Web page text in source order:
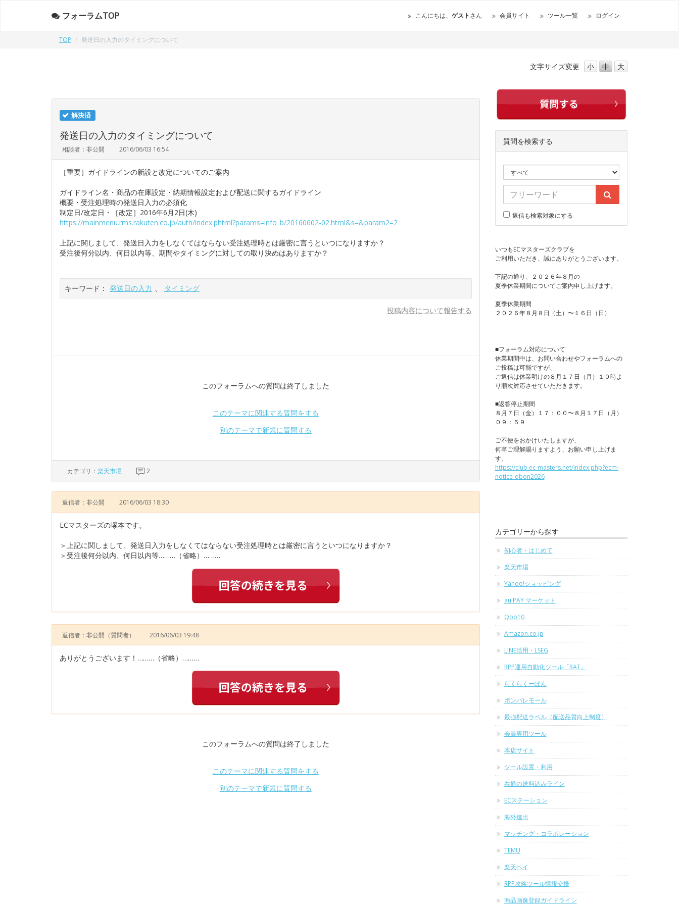
フォーラムTOP こんにちは、 ゲストさん 会員サイト ツール一覧 ログイン
TOP 発送日の入力のタイミングについて
文字サイズ変更 小 中 大
解決済
発送日の入力のタイミングについて
相談者：非公開 2016/06/03 16:54
［重要］ガイドラインの新設と改定についてのご案内
ガイドライン名・商品の在庫設定・納期情報設定および配送に関するガイドライン
概要・受注処理時の発送日入力の必須化
制定日/改定日・［改定］2016年6月2日(木)
https://mainmenu.rms.rakuten.co.jp/auth/index.phtml?params=info_b/20160602-02.html&s=&param2=2
上記に関しまして、発送日入力をしなくてはならない受注処理時とは厳密に言うといつになりますか？
受注後何分以内、何日以内等、期間やタイミングに対しての取り決めはありますか？
キーワード： 発送日の入力 、 タイミング
投稿内容について報告する
このフォーラムへの質問は終了しました
このテーマに関連する質問をする
別のテーマで新規に質問する
カテゴリ： 楽天市場 2
返信者：非公開 2016/06/03 18:30
ECマスターズの塚本です。
＞上記に関しまして、発送日入力をしなくてはならない受注処理時とは厳密に言うといつになりますか？
＞受注後何分以内、何日以内等………（省略）………
返信者：非公開 （質問者） 2016/06/03 19:48
ありがとうございます！………（省略）………
このフォーラムへの質問は終了しました
このテーマに関連する質問をする
別のテーマで新規に質問する
質問を検索する
返信も検索対象にする
いつもECマスターズクラブを
ご利用いただき、誠にありがとうございます。
下記の通り、２０２６年８月の
夏季休業期間についてご案内申し上げます。
夏季休業期間
２０２６年８月８日（土）〜１６日（日）
■フォーラム対応について
休業期間中は、お問い合わせやフォーラムへの
ご投稿は可能ですが、
ご返信は休業明けの８月１７日（月）１０時よ
り順次対応させていただきます。
■返答停止期間
８月７日（金）１７：００〜８月１７日（月）
０９：５９
ご不便をおかけいたしますが、
何卒ご理解賜りますよう、お願い申し上げま
す。
https://club.ec-masters.net/index.php?ecm-
notice-obon2026
カテゴリーから探す
初心者・はじめて
楽天市場
Yahoo!ショッピング
au PAY マーケット
Qoo10
Amazon.co.jp
LINE活用・LSEG
RPP運用自動化ツール「RAT」
らくらくーぽん
ポンパレモール
最強配送ラベル（配送品質向上制度）
会員専用ツール
本店サイト
ツール設置・利用
共通の送料込みライン
ECステーション
海外進出
マッチング・コラボレーション
TEMU
楽天ペイ
RPP攻略ツール情報交換
商品画像登録ガイドライン